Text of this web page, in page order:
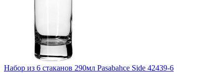
Набор из 6 стаканов 290мл Pasabahce Side 42439-6